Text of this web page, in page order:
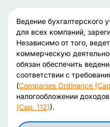
Ведение бухгалтерского
для всех компаний,
Независимо от того,
коммерческую
обязан обеспечить
соответствии с
(Companies Ordinance
налогообложении
(Cap. 112)).